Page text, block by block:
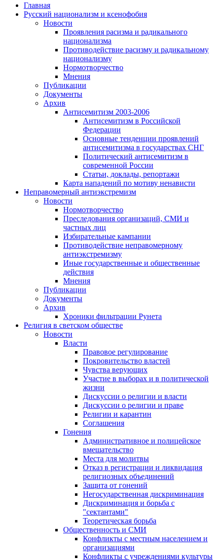
Главная
Русский национализм и ксенофобия
Новости
Проявления расизма и радикального
национализма
Противодействие расизму и радикальному
национализму
Нормотворчество
Мнения
Публикации
Документы
Архив
Антисемитизм 2003-2006
Антисемитизм в Российской
Федерации
Основные тенденции проявлений
антисемитизма в государствах СНГ
Политический антисемитизм в
современной России
Статьи, доклады, репортажи
Карта нападений по мотиву ненависти
Неправомерный антиэкстремизм
Новости
Нормотворчество
Преследования организаций, СМИ и
частных лиц
Избирательные кампании
Противодействие неправомерному
антиэкстремизму
Иные государственные и общественные
действия
Мнения
Публикации
Документы
Архив
Хроники фильтрации Рунета
Религия в светском обществе
Новости
Власти
Правовое регулирование
Покровительство властей
Чувства верующих
Участие в выборах и в политической
жизни
Дискуссии о религии и власти
Дискуссии о религии и праве
Религии и карантин
Соглашения
Гонения
Административное и полицейское
вмешательство
Места для молитвы
Отказ в регистрации и ликвидация
религиозных объединений
Защита от гонений
Негосударственная дискриминация
Дискриминация и борьба с
"сектантами"
Теоретическая борьба
Общественность и СМИ
Конфликты с местным населением и
организациями
Конфликты с учреждениями культуры